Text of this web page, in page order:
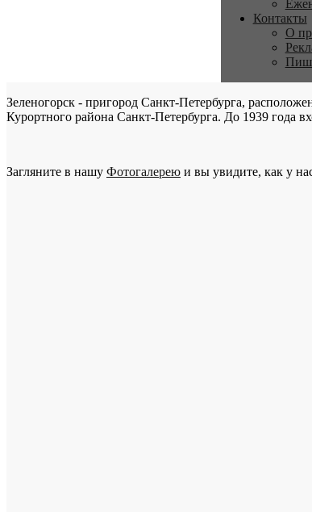
Контакты
О
Зеленогорск - пригород Санкт-Петербурга,
Курортного района Санкт-Петербурга. До 1939 года
Загляните в нашу Фотогалерею и вы увидите, как у